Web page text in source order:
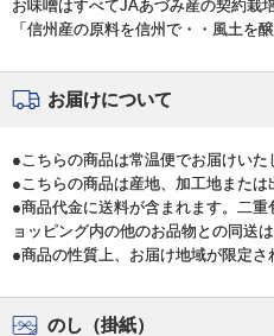
お味噌はすべてJAあづみ産の契約栽
「信州産の原料を信州で・・風土を
お届けについて
●こちらの商品は常温便でお届けいた
●こちらの商品は産地、加工地または
●商品代金に送料が含まれます。二
ョッピング内の他のお品物との同送は
●商品の性質上、お届け地域が限定さ
のし（掛紙）